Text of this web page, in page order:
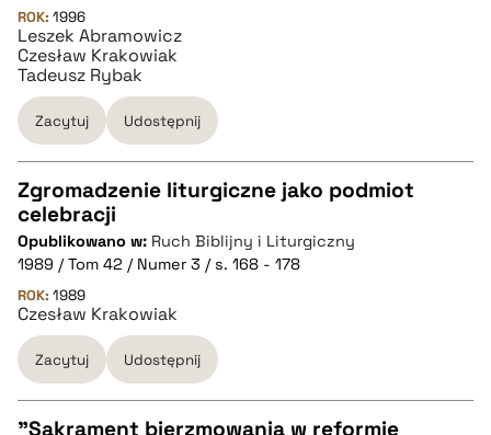
BIBTEX
pobierz cytat
ROK: 1996
Leszek Abramowicz
Czesław Krakowiak
Tadeusz Rybak
Zacytuj Udostępnij
CZYSTY TEKST
pobierz cytat
BIBTEX
pobierz cytat
Zgromadzenie liturgiczne jako podmiot
celebracji
Opublikowano w: Ruch Biblijny i Liturgiczny
1989 / Tom 42 / Numer 3 / s. 168 - 178
ROK: 1989
Czesław Krakowiak
Zacytuj Udostępnij
"Sakrament bierzmowania w reformie